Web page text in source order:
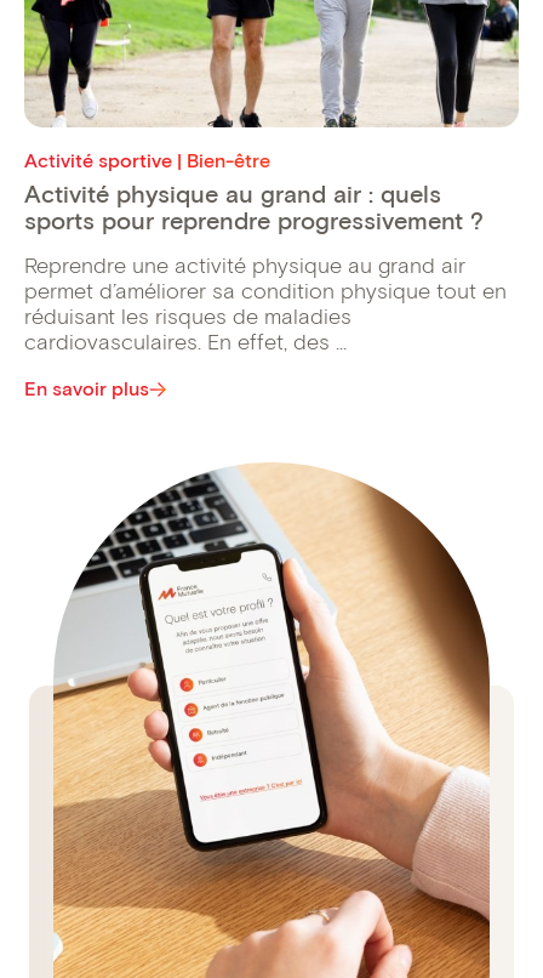
Activité sportive | Bien-être
Activité physique au grand air : quels
sports pour reprendre progressivement ?
Reprendre une activité physique au grand air
permet d’améliorer sa condition physique tout en
réduisant les risques de maladies
cardiovasculaires. En effet, des ...
En savoir plus